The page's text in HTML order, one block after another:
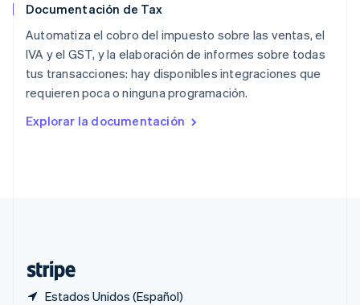
Documentación de Tax
Automatiza el cobro del impuesto sobre las ventas, el
IVA y el GST, y la elaboración de informes sobre todas
tus transacciones: hay disponibles integraciones que
requieren poca o ninguna programación.
Explorar la documentación
Estados Unidos (Español)
RAE de Hong Kong, China
English简体中文
Reino Unido
English
República Checa
English
English